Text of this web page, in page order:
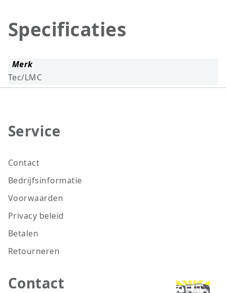
Specificaties
Merk
Tec/LMC
Service
Contact
Bedrijfsinformatie
Voorwaarden
Privacy beleid
Betalen
Retourneren
Contact